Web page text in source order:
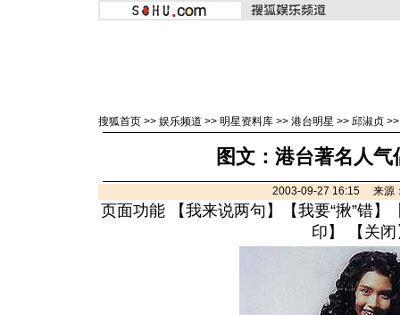
搜狐首页 >> 娱乐频道 >> 明星资料库 >> 港台明星 >> 邱淑贞
图文：港台著名人
2003-09-27 16:15 来源
页面功能 【我来说两句 】【我要“揪”错】
印 】 【 关闭